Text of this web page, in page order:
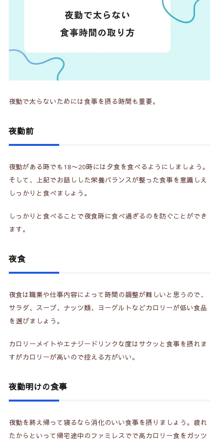
夜勤で太らないためには食事を摂る時間も重要。
夜勤前
夜勤がある時でも18〜20時には夕食を食べるようにしましょう。
そして、上記でお話しした栄養バランスが整った食事を意識しえ
しっかりと食べましょう。
しっかりと食べることで夜食時に食べ過ぎるのを防ぐことができ
ます。
夜食
夜食は職業や仕事内容によって時間の調整が難しいと思うので、
サラダ、スープ、ナッツ類、ヨーグルトなどカロリーが低い食品
を選びましょう。
カロリーメイトやエナジードリンクな度はサクッと食事を摂れま
すがカロリーが高いので控える方がいい。
夜勤明けの食事
夜勤を終え帰って寝るなら消化のいい食事を摂りましょう。疲れ
たからといって帰宅途中のファミレスでで高カロリー食をガッツ